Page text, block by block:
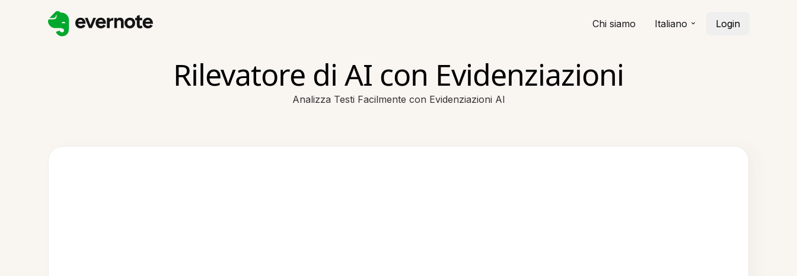
Chi siamo Italiano Login
Rilevatore di AI con Evidenziazioni
Analizza Testi Facilmente con Evidenziazioni AI